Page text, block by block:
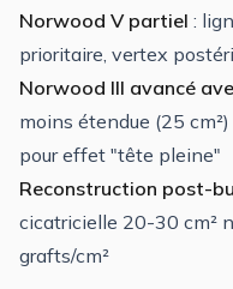
Norwood V partiel :
prioritaire, vertex
Norwood III avancé
moins étendue (25
pour effet "tête pleine"
Reconstruction post-
cicatricielle 20-30 cm²
grafts/cm²